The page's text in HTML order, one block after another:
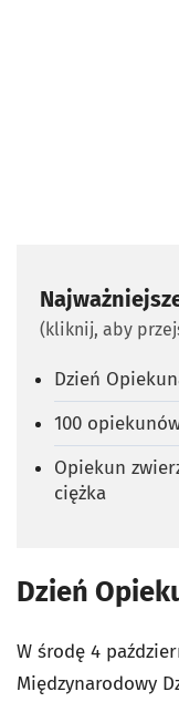
(kliknij, aby
Dzień
100
Opiekun
ciężka
Dzień
W środę 4
Międzynarodowy